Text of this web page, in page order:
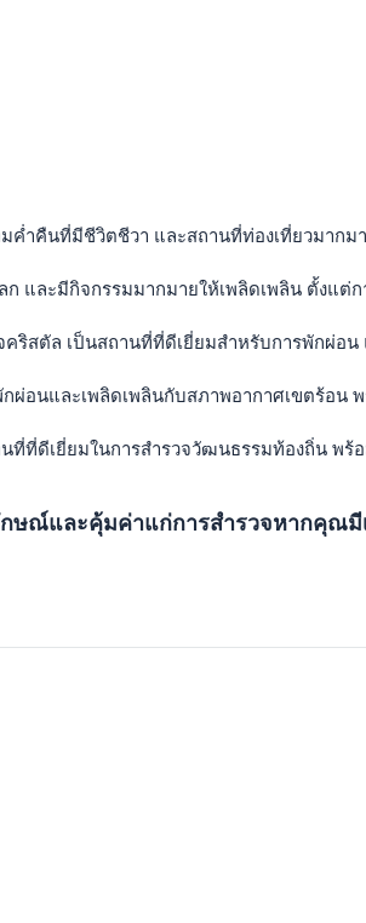
ค่ำคืนที่มีชีวิตชีวา และสถานที่ท่องเที่ยวมาก
และมีกิจกรรมมากมายให้เพลิดเพลิน ตั้งแต่
คริสตัล เป็นสถานที่ที่ดีเยี่ยมสำหรับการพักผ่อ
ผ่อนและเพลิดเพลินกับสภาพอากาศเขตร้อน
ที่ที่ดีเยี่ยมในการสำรวจวัฒนธรรมท้องถิ่น พ
กษณ์และคุ้มค่าแก่การสำรวจหากคุณมี